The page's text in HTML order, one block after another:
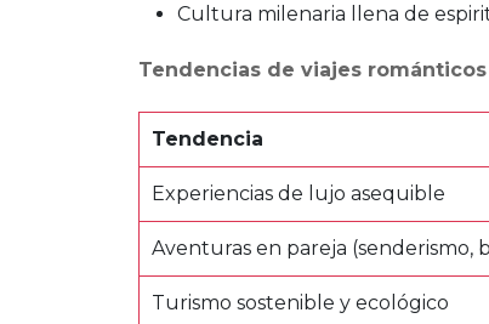
Cultura milenaria llena de
Tendencias de viajes románticos
Tendencia
Experiencias de lujo asequible
Aventuras en pareja (senderismo,
Turismo sostenible y ecológico